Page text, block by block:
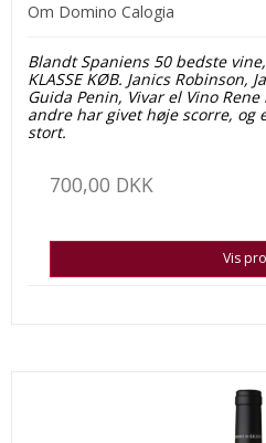
Om Domino Calogia
Blandt Spaniens 50 bedste
KLASSE KØB. Janics Robinson,
Guida Penin, Vivar el Vino
andre har givet høje scorre, og
stort.
700,00 DKK
Vis